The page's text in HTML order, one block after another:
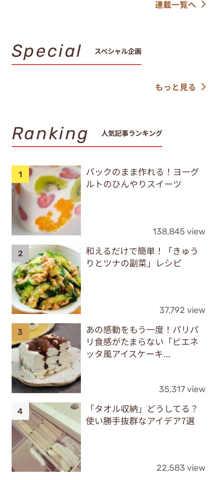
連載一覧へ
Special スペシャル企画
もっと見る
Ranking 人気記事ランキング
パックのまま作れる！ヨーグ
ルトのひんやりスイーツ
138,845 view
和えるだけで簡単！「きゅう
りとツナの副菜」レシピ
37,792 view
あの感動をもう一度！パリパ
リ食感がたまらない「ビエネ
ッタ風アイスケーキ...
35,317 view
「タオル収納」どうしてる？
使い勝手抜群なアイデア7選
22,583 view